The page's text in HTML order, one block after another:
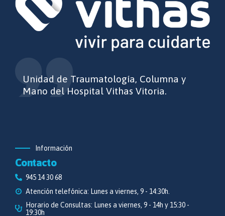
Unidad de Traumatología, Columna y
Mano del Hospital Vithas Vitoria.
Información
Contacto
945 14 30 68
Atención telefónica: Lunes a viernes, 9 - 14:30h.
Horario de Consultas: Lunes a viernes, 9 - 14h y 15:30 -
19:30h